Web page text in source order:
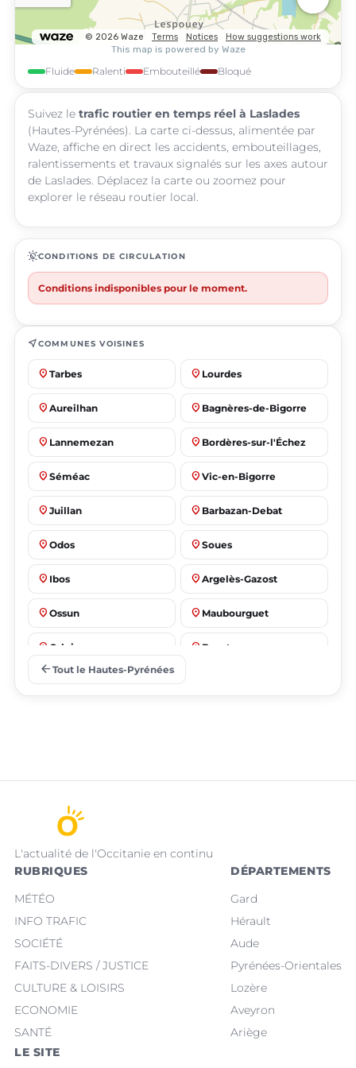
Fluide Ralenti Embouteillé Bloqué
Suivez le trafic routier en temps réel à Laslades
(Hautes-Pyrénées). La carte ci-dessus, alimentée par
Waze, affiche en direct les accidents, embouteillages,
ralentissements et travaux signalés sur les axes autour
de Laslades. Déplacez la carte ou zoomez pour
explorer le réseau routier local.
routineCONDITIONS DE CIRCULATION
Conditions indisponibles pour le moment.
near_meCOMMUNES VOISINES
place Tarbes place Lourdes
place Aureilhan place Bagnères-de-Bigorre
place Lannemezan place Bordères-sur-l'Échez
place Séméac place Vic-en-Bigorre
place Juillan place Barbazan-Debat
place Odos place Soues
place Ibos place Argelès-Gazost
place Ossun place Maubourguet
place Orleix place Bazet
arrow_back Tout le Hautes-Pyrénées
L'actualité de l'Occitanie en continu
RUBRIQUES
MÉTÉO
INFO TRAFIC
SOCIÉTÉ
FAITS-DIVERS / JUSTICE
CULTURE & LOISIRS
ECONOMIE
SANTÉ
DÉPARTEMENTS
Gard
Hérault
Aude
Pyrénées-Orientales
Lozère
Aveyron
Ariège
LE SITE